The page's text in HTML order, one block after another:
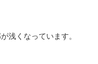
浅くなっています。